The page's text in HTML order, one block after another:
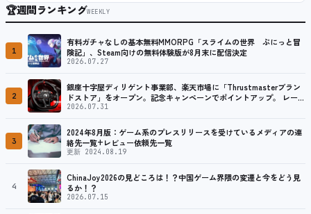
🏆週間ランキングWEEKLY
1
有料ガチャなしの基本無料MMORPG「スライムの世界 ぷにっと冒
険記」、Steam向けの無料体験版が8月末に配信決定
2026.07.27
2
銀座十字屋ディリゲント事業部、楽天市場に「Thrustmasterブラン
ドストア」をオープン。記念キャンペーンでポイントアップ。 レーシ
ング／フライトシム向けコントローラーを中心に、幅広くラインナッ
2026.07.31
3
2024年8月版：ゲーム系のプレスリリースを受けているメディアの連
絡先一覧+レビュー依頼先一覧
更新 2024.08.19
4
ChinaJoy2026の見どころは！？中国ゲーム界隈の変遷と今をどう見
るか！？
2026.07.15